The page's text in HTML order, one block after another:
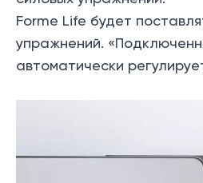
Forme Life будет
упражнений.
автоматически